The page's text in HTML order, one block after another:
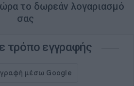
το δωρεάν λογαριασμό
σας
τρόπο εγγραφής